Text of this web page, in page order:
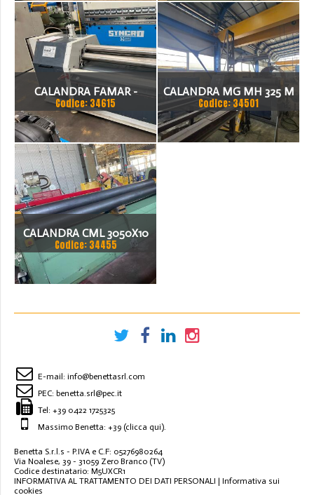
CALANDRA FAMAR -
SYNCRO
Codice: 34615
CALANDRA MG MH 325 M
3000X20/25MM
Codice: 34501
CALANDRA CML 3050X10
Codice: 34455
E-mail: info@benettasrl.com
PEC: benetta.srl@pec.it
Tel: +39 0422 1725325
Massimo Benetta: +39 (clicca qui).
Benetta S.r.l.s - P.IVA e C.F: 05276980264
Via Noalese, 39 - 31059 Zero Branco (TV)
Codice destinatario: M5UXCR1
INFORMATIVA AL TRATTAMENTO DEI DATI PERSONALI | Informativa sui
cookies